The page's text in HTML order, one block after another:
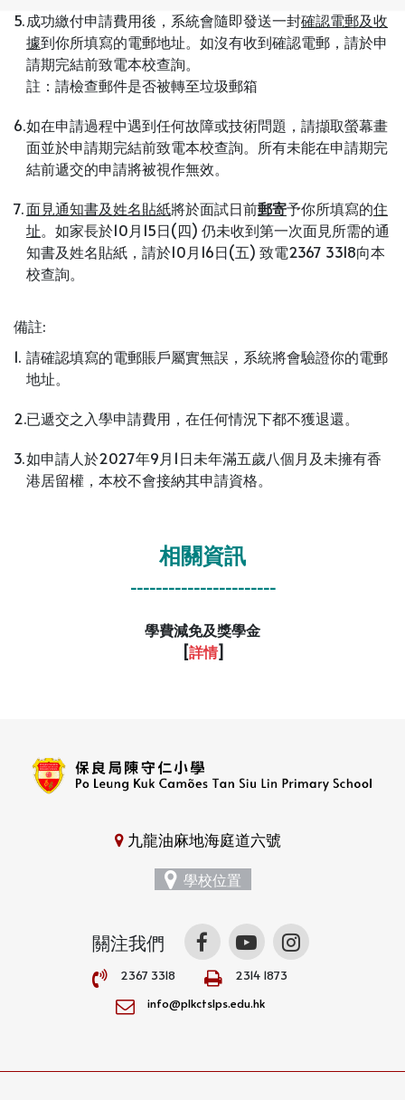
5.成功繳付申請費用後，系統會隨即發送一封確認電郵及收
據到你所填寫的電郵地址。如沒有收到確認電郵，請於申
請期完結前致電本校查詢。
註：請檢查郵件是否被轉至垃圾郵箱
6.如在申請過程中遇到任何故障或技術問題，請擷取螢幕畫
面並於申請期完結前致電本校查詢。所有未能在申請期完
結前遞交的申請將被視作無效。
7.面見通知書及姓名貼紙將於面試日前郵寄予你所填寫的住
址。如家長於10月15日(四) 仍未收到第一次面見所需的通
知書及姓名貼紙，請於10月16日(五) 致電2367 3318向本
校查詢。
備註:
1. 請確認填寫的電郵賬戶屬實無誤，系統將會驗證你的電郵
地址。
2.已遞交之入學申請費用，在任何情況下都不獲退還。
3.如申請人於2027年9月1日未年滿五歲八個月及未擁有香
港居留權，本校不會接納其申請資格。
相關資訊
-----------------------
學費減免及獎學金
[詳情]
九龍油麻地海庭道六號
學校位置
關注我們
2367 3318
2314 1873
info@plkctslps.edu.hk